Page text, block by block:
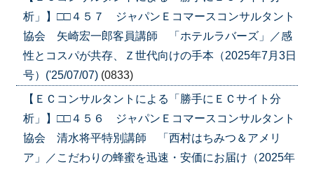
析」】□□４５７ ジャパンＥコマースコンサルタント
協会 矢崎宏一郎客員講師 「ホテルラバーズ」／感
性とコスパが共存、Ｚ世代向けの手本（2025年7月3日
号）('25/07/07) (0833)
【ＥＣコンサルタントによる「勝手にＥＣサイト分
析」】□□４５６ ジャパンＥコマースコンサルタント
協会 清水将平特別講師 「西村はちみつ＆アメリ
ア」／こだわりの蜂蜜を迅速・安価にお届け（2025年